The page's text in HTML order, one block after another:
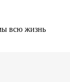
всю жизнь